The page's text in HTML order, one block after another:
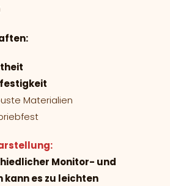
Materialien
Monitor- und
es zu leichten